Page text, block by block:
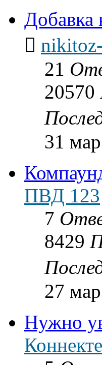
Добавка
21
20570
31
ПВД 123
7
8429
27
Нужно